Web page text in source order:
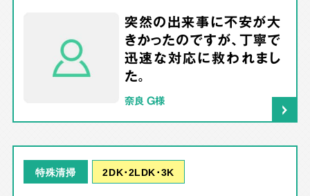
突然の出来事に不安が大
きかったのですが、丁寧で
迅速な対応に救われまし
た。
奈良 G様
特殊清掃 2DK･2LDK･3K